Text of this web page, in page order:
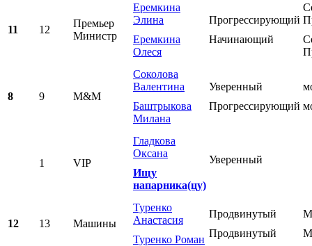
11 12
Премьер
Министр
Еремкина
Элина
Еремкина
Олеся
Прогрессирующий
Начинающий
8 9 M&M
Соколова
Валентина
Баштрыкова
Милана
Уверенный
Прогрессирующий
1 VIP
Гладкова
Оксана
Ищу
напарника(цу)
Уверенный
12 13 Машины
Туренко
Анастасия
Туренко Роман
Продвинутый
Продвинутый